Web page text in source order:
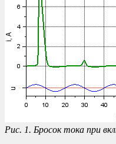
Рис. 1. Бросок тока при